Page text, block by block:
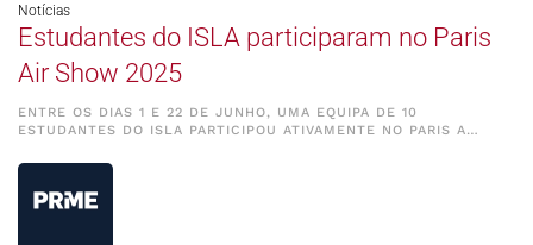
Notícias
Estudantes do ISLA participaram no Paris
Air Show 2025
ENTRE OS DIAS 1 E 22 DE JUNHO, UMA EQUIPA DE 10
ESTUDANTES DO ISLA PARTICIPOU ATIVAMENTE NO PARIS A…